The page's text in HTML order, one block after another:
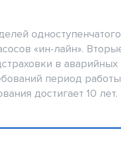
«ин-лайн».
в
период
достигает 10 лет.